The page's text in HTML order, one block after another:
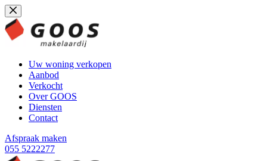
Ga
naar
de
inhoud
Uw woning verkopen
Aanbod
Verkocht
Over GOOS
Diensten
Contact
Afspraak maken
055 5222277